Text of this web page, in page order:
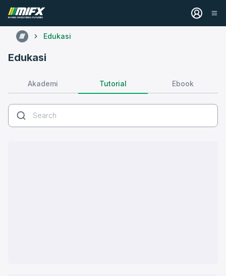
Edukasi
Edukasi
Akademi Tutorial Ebook